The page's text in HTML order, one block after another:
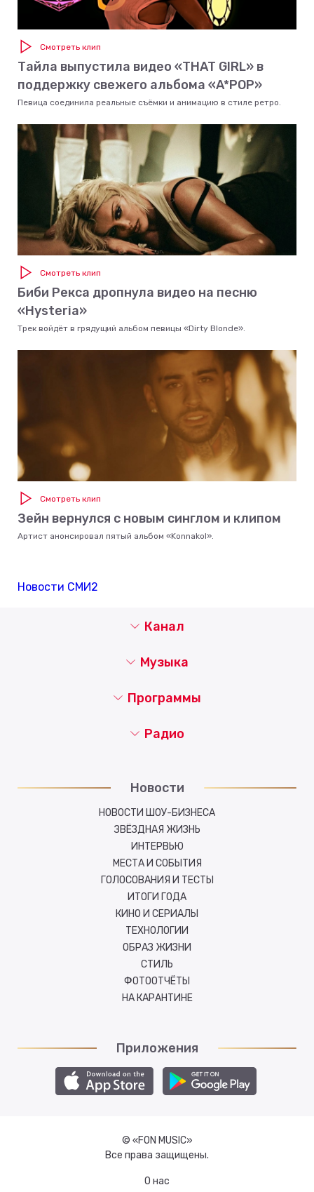
Смотреть клип
Тайла выпустила видео «THAT GIRL» в
поддержку свежего альбома «A*POP»
Певица соединила реальные съёмки и анимацию в стиле ретро.
Смотреть клип
Биби Рекса дропнула видео на песню
«Hysteria»
Трек войдёт в грядущий альбом певицы «Dirty Blonde».
Смотреть клип
Зейн вернулся с новым синглом и клипом
Артист анонсировал пятый альбом «Konnakol».
Новости СМИ2
Канал
Музыка
Новости
НОВОСТИ ШОУ-БИЗНЕСА
ЗВЁЗДНАЯ ЖИЗНЬ
ИНТЕРВЬЮ
МЕСТА И СОБЫТИЯ
ГОЛОСОВАНИЯ И ТЕСТЫ
ИТОГИ ГОДА
КИНО И СЕРИАЛЫ
ТЕХНОЛОГИИ
ОБРАЗ ЖИЗНИ
СТИЛЬ
ФОТООТЧЁТЫ
НА КАРАНТИНЕ
Программы
Радио
Приложения
© «FON MUSIC»
Все права защищены.
О нас